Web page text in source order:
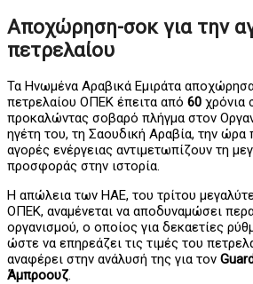
Αποχώρηση-σοκ για την
πετρελαίου
Τα Ηνωμένα Αραβικά Εμιράτα
πετρελαίου ΟΠΕΚ έπειτα από 60 χρόνια
προκαλώντας σοβαρό πλήγμα στον
ηγέτη του, τη Σαουδική Αραβία, την ώρα
αγορές ενέργειας αντιμετωπίζουν τη
προσφοράς στην ιστορία.
Η απώλεια των ΗΑΕ, του τρίτου
ΟΠΕΚ, αναμένεται να αποδυναμώσει
οργανισμού, ο οποίος για δεκαετίες
ώστε να επηρεάζει τις τιμές του
αναφέρει στην ανάλυσή της για τον
Άμπροουζ